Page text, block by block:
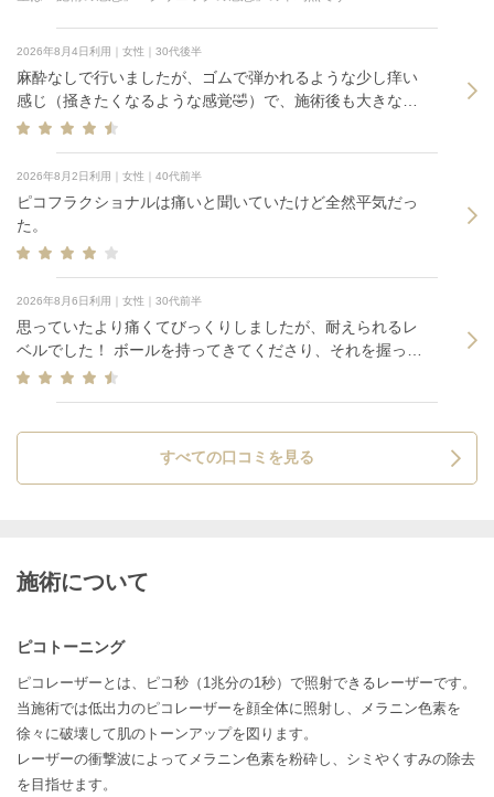
2026年8月4日利用｜女性｜30代後半
麻酔なしで行いましたが、ゴムで弾かれるような少し痒い
感じ（掻きたくなるような感覚🤣）で、施術後も大きな赤
みは出ませんでした。追加で3,000円ほどの鎮静パックも付
が楽しみです！
2026年8月2日利用｜女性｜40代前半
ピコフラクショナルは痛いと聞いていたけど全然平気だっ
た。
2026年8月6日利用｜女性｜30代前半
思っていたより痛くてびっくりしましたが、耐えられるレ
ベルでした！ ボールを持ってきてくださり、それを握って
気を紛らわせることができました。 施術後に好転反応が強
すべての口コミを見る
施術について
ピコトーニング
ピコレーザーとは、ピコ秒（1兆分の1秒）で照射できるレーザーです。
当施術では低出力のピコレーザーを顔全体に照射し、メラニン色素を
徐々に破壊して肌のトーンアップを図ります。
レーザーの衝撃波によってメラニン色素を粉砕し、シミやくすみの除去
を目指せます。